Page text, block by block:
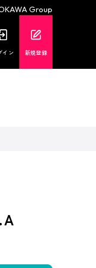
Group
イン 新規登録